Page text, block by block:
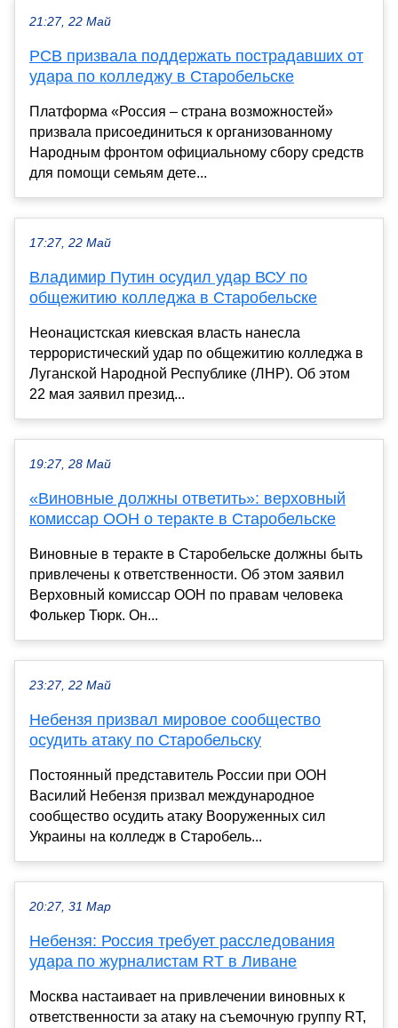
21:27, 22 Май
РСВ призвала поддержать пострадавших от
удара по колледжу в Старобельске
Платформа «Россия – страна возможностей»
призвала присоединиться к организованному
Народным фронтом официальному сбору средств
для помощи семьям дете...
17:27, 22 Май
Владимир Путин осудил удар ВСУ по
общежитию колледжа в Старобельске
Неонацистская киевская власть нанесла
террористический удар по общежитию колледжа в
Луганской Народной Республике (ЛНР). Об этом
22 мая заявил презид...
19:27, 28 Май
«Виновные должны ответить»: верховный
комиссар ООН о теракте в Старобельске
Виновные в теракте в Старобельске должны быть
привлечены к ответственности. Об этом заявил
Верховный комиссар ООН по правам человека
Фолькер Тюрк. Он...
23:27, 22 Май
Небензя призвал мировое сообщество
осудить атаку по Старобельску
Постоянный представитель России при ООН
Василий Небензя призвал международное
сообщество осудить атаку Вооруженных сил
Украины на колледж в Старобель...
20:27, 31 Мар
Небензя: Россия требует расследования
удара по журналистам RT в Ливане
Москва настаивает на привлечении виновных к
ответственности за атаку на съемочную группу RT,